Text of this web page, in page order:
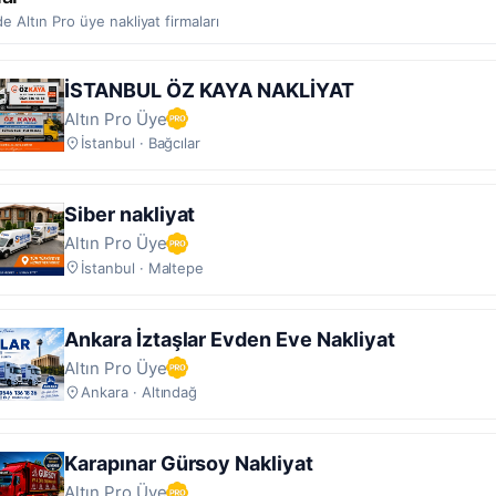
ve çevresine hizmet veren
işlere ait galeriyi inceleyin. Size uygun firmayla profil
doğrudan iletişime geçip teklif talep edebilirsiniz.
Altın Pro üye nakliyat firmaları
İSTANBUL ÖZ KAYA NAKLİYAT
Altın Pro Üye
İstanbul · Bağcılar
Siber nakliyat
Altın Pro Üye
İstanbul · Maltepe
Ankara İztaşlar Evden Eve Nakliyat
Altın Pro Üye
Ankara · Altındağ
Karapınar Gürsoy Nakliyat